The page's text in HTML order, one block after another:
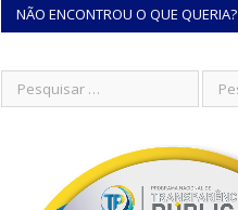
NÃO ENCONTROU O QUE QUERIA?